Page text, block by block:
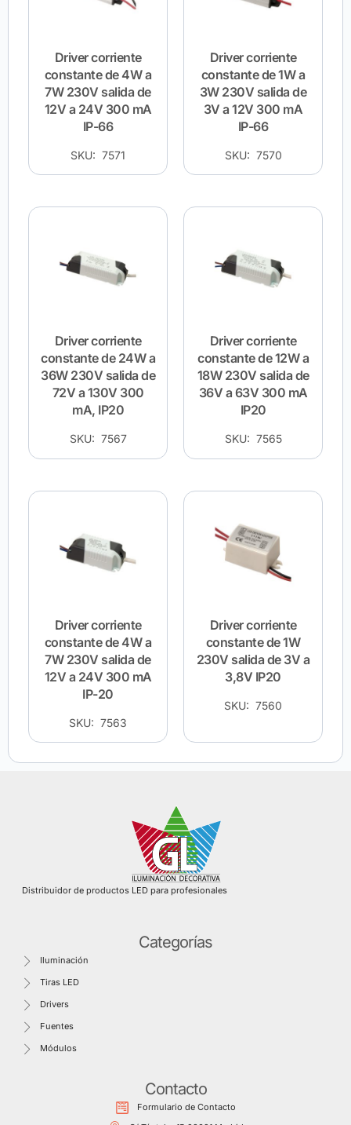
Driver corriente
constante de 4W a
7W 230V salida de
12V a 24V 300 mA
IP-66
SKU: 7571
Driver corriente
constante de 1W a
3W 230V salida de
3V a 12V 300 mA
IP-66
SKU: 7570
Driver corriente
constante de 24W a
36W 230V salida de
72V a 130V 300
mA, IP20
SKU: 7567
Driver corriente
constante de 12W a
18W 230V salida de
36V a 63V 300 mA
IP20
SKU: 7565
Driver corriente
constante de 4W a
7W 230V salida de
12V a 24V 300 mA
IP-20
SKU: 7563
Driver corriente
constante de 1W
230V salida de 3V a
3,8V IP20
SKU: 7560
Distribuidor de productos LED para profesionales
Categorías
Iluminación
Tiras LED
Drivers
Fuentes
Módulos
Contacto
Formulario de Contacto